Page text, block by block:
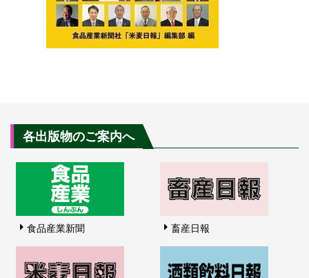
各出版物のご案内へ
食品産業新聞 畜産日報